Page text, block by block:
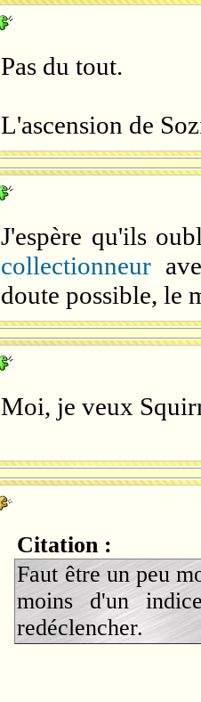
Pas du tout.
L'ascension de
J'espère qu'ils
collectionneur
doute possible, le
Moi, je veux
Citation :
Faut être un peu
moins d'un
redéclencher.